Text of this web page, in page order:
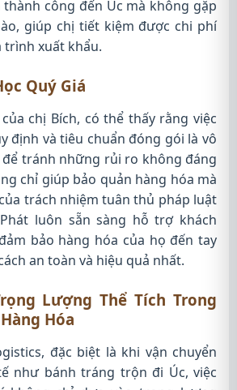
công đến Úc mà không gặp
giúp chị tiết kiệm được chi phí
trình xuất khẩu.
Quý Giá
chị Bích, có thể thấy rằng việc
định và tiêu chuẩn đóng gói là vô
tránh những rủi ro không đáng
chỉ giúp bảo quản hàng hóa mà
trách nhiệm tuân thủ pháp luật
luôn sẵn sàng hỗ trợ khách
bảo hàng hóa của họ đến tay
an toàn và hiệu quả nhất.
Lượng Thể Tích Trong
Hóa
đặc biệt là khi vận chuyển
như bánh tráng trộn đi Úc, việc